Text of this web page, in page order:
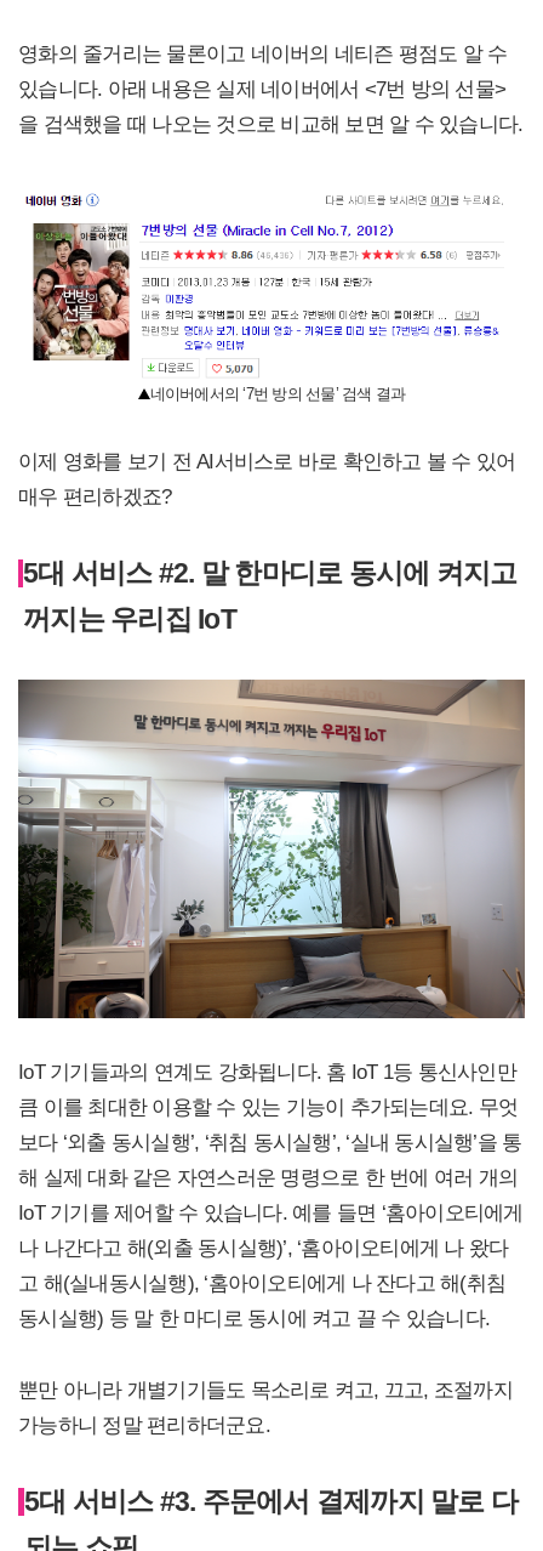
영화의 줄거리는 물론이고 네이버의 네티즌 평점도 알 수
있습니다. 아래 내용은 실제 네이버에서 <7번 방의 선물>
을 검색했을 때 나오는 것으로 비교해 보면 알 수 있습니다.
네이버에서의 ‘7번 방의 선물’ 검색 결과
이제 영화를 보기 전 AI서비스로 바로 확인하고 볼 수 있어
매우 편리하겠죠?
5대 서비스 #2. 말 한마디로 동시에 켜지고
꺼지는 우리집 IoT
IoT 기기들과의 연계도 강화됩니다. 홈 IoT 1등 통신사인만
큼 이를 최대한 이용할 수 있는 기능이 추가되는데요. 무엇
보다 ‘외출 동시실행’, ‘취침 동시실행’, ‘실내 동시실행’을 통
해 실제 대화 같은 자연스러운 명령으로 한 번에 여러 개의
IoT 기기를 제어할 수 있습니다. 예를 들면 ‘홈아이오티에게
나 나간다고 해(외출 동시실행)’, ‘홈아이오티에게 나 왔다
고 해(실내동시실행), ‘홈아이오티에게 나 잔다고 해(취침
동시실행) 등 말 한 마디로 동시에 켜고 끌 수 있습니다.
뿐만 아니라 개별기기들도 목소리로 켜고, 끄고, 조절까지
가능하니 정말 편리하더군요.
5대 서비스 #3. 주문에서 결제까지 말로 다